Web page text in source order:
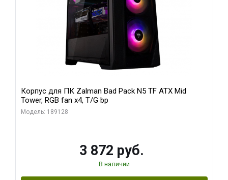
Корпус для ПК Zalman Bad Pack N5 TF ATX Mid
Tower, RGB fan x4, T/G bp
Модель: 189128
3 872 руб.
В наличии